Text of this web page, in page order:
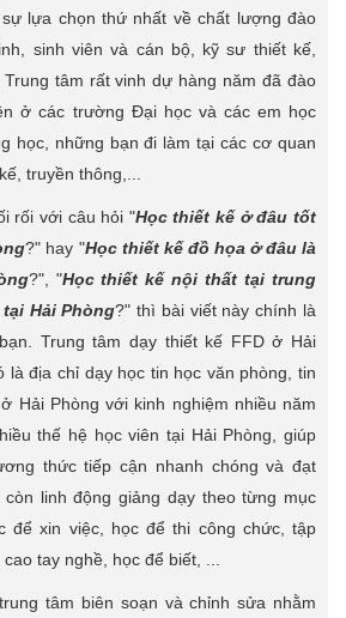
lựa chọn thứ nhất về chất lượng đào
sinh viên và cán bộ, kỹ sư thiết kế,
tâm rất vinh dự hàng năm đã đào
ở các trường Đại học và các em học
học, những bạn đi làm tại các cơ quan
truyền thông,...
rối với câu hỏi "Học thiết kế ở đâu tốt
?" hay "Học thiết kế đồ họa ở đâu là
?", "Học thiết kế nội thất tại trung
Hải Phòng?" thì bài viết này chính là
Trung tâm dạy thiết kế FFD ở Hải
là địa chỉ dạy học tin học văn phòng, tin
Hải Phòng với kinh nghiệm nhiều năm
thế hệ học viên tại Hải Phòng, giúp
thức tiếp cận nhanh chóng và đạt
còn linh động giảng dạy theo từng mục
để xin việc, học để thi công chức, tập
tay nghề, học để biết, ...
tâm biên soạn và chỉnh sửa nhằm